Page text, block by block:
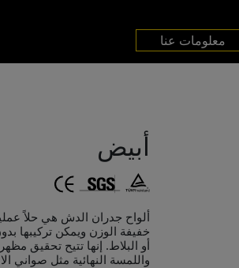
معلومات عنا
أبيض
ألواح جدران الدش هي حلاً
خفيفة الوزن ويمكن تركيبها
أو البلاط. إنها تتيح تحقيق
واللمسة النهائية مثل صواني